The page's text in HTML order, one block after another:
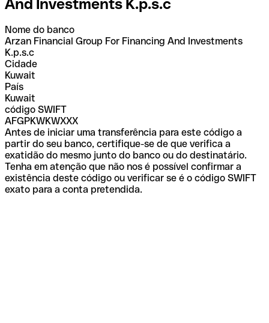
And Investments K.p.s.c
Nome do banco
Arzan Financial Group For Financing And Investments
K.p.s.c
Cidade
Kuwait
País
Kuwait
código SWIFT
AFGPKWKWXXX
Antes de iniciar uma transferência para este código a
partir do seu banco, certifique-se de que verifica a
exatidão do mesmo junto do banco ou do destinatário.
Tenha em atenção que não nos é possível confirmar a
existência deste código ou verificar se é o código SWIFT
exato para a conta pretendida.